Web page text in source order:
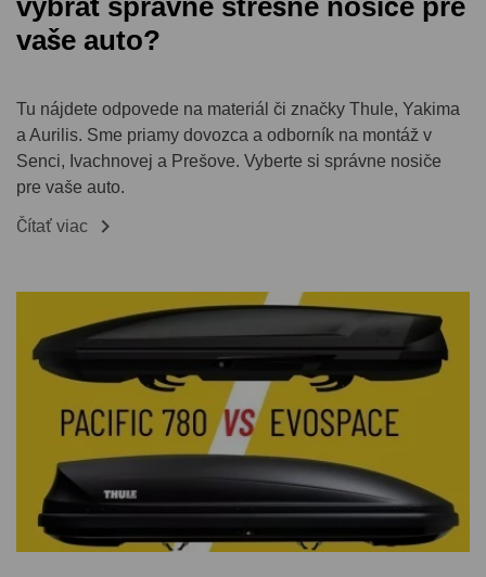
vybrať správne strešné nosiče pre
vaše auto?
Tu nájdete odpovede na materiál či značky Thule, Yakima
a Aurilis. Sme priamy dovozca a odborník na montáž v
Senci, Ivachnovej a Prešove. Vyberte si správne nosiče
pre vaše auto.
Čítať viac 